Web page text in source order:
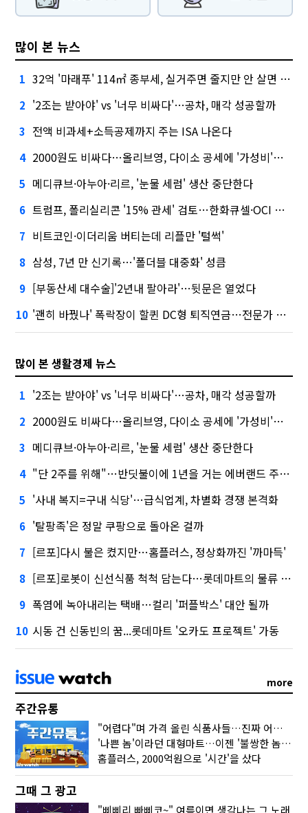
많이 본 뉴스
1 32억 '마래푸' 114㎡ 종부세, 실거주면 줄지만 안 살면 2.5배
2 '2조는 받아야' vs '너무 비싸다'…공차, 매각 성공할까
3 전액 비과세+소득공제까지 주는 ISA 나온다
4 2000원도 비싸다…올리브영, 다이소 공세에 '가성비'로 맞불
5 메디큐브·아누아·리르, '눈물 세럼' 생산 중단한다
6 트럼프, 폴리실리콘 '15% 관세' 검토…한화큐셀·OCI 영향은?
7 비트코인·이더리움 버티는데 리플만 '털썩'
8 삼성, 7년 만 신기록…'폴더블 대중화' 성큼
9 [부동산세 대수술]'2년내 팔아라'…뒷문은 열었다
10 '괜히 바꿨나' 폭락장이 할퀸 DC형 퇴직연금…전문가 조언은
많이 본 생활경제 뉴스
1 '2조는 받아야' vs '너무 비싸다'…공차, 매각 성공할까
2 2000원도 비싸다…올리브영, 다이소 공세에 '가성비'로 맞불
3 메디큐브·아누아·리르, '눈물 세럼' 생산 중단한다
4 "단 2주를 위해"…반딧불이에 1년을 거는 에버랜드 주키퍼
5 '사내 복지=구내 식당'…급식업계, 차별화 경쟁 본격화
6 '탈팡족'은 정말 쿠팡으로 돌아온 걸까
7 [르포]다시 불은 켰지만…홈플러스, 정상화까진 '까마득'
8 [르포]로봇이 신선식품 척척 담는다…롯데마트의 물류 혁신
9 폭염에 녹아내리는 택배…컬리 '퍼플박스' 대안 될까
10 시동 건 신동빈의 꿈...롯데마트 '오카도 프로젝트' 가동
more
주간유통
"어렵다"며 가격 올린 식품사들…진짜 어려운 거 맞아?
'나쁜 놈'이라던 대형마트…이젠 '불쌍한 놈' 됐다
홈플러스, 2000억원으로 '시간'을 샀다
그때 그 광고
"삐삐리 빠삐코~" 여름이면 생각나는 그 노래